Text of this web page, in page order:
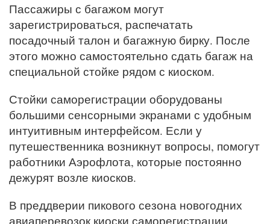
Пассажиры с багажом могут
зарегистрироваться, распечатать
посадочный талон и багажную бирку. После
этого можно самостоятельно сдать багаж на
специальной стойке рядом с киоском.
Стойки саморегистрации оборудованы
большими сенсорными экранами с удобным
интуитивным интерфейсом. Если у
путешественника возникнут вопросы, помогут
работники Аэрофлота, которые постоянно
дежурят возле киосков.
В преддверии пикового сезона новогодних
авиаперевозок киоски саморегистрации